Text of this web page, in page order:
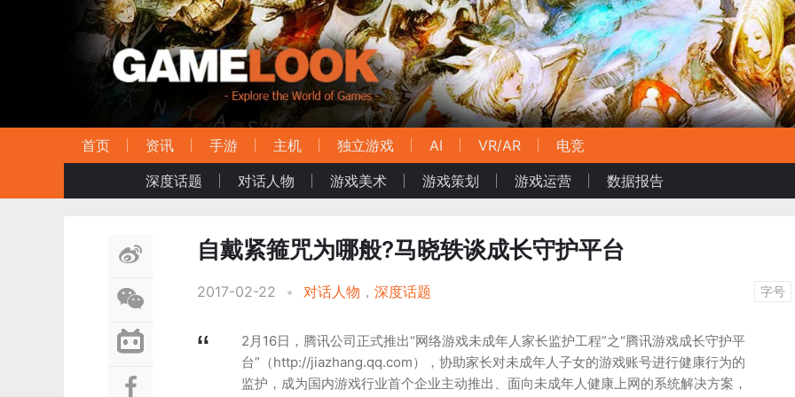
首页 资讯 手游 主机 独立游戏 AI VR/AR
电竞
深度话题
对话人物 游戏美术 游戏策划 游戏运营 数据报告
自戴紧箍咒为哪般?马晓轶谈成长守护平台
2017-02-22 • 对话人物 ， 深度话题 字号
2月16日，腾讯公司正式推出“网络游戏未成年人家长监护工程”之“腾讯游戏成长守护平
台”（http://jiazhang.qq.com），协助家长对未成年人子女的游戏账号进行健康行为的
监护，成为国内游戏行业首个企业主动推出、面向未成年人健康上网的系统解决方案，